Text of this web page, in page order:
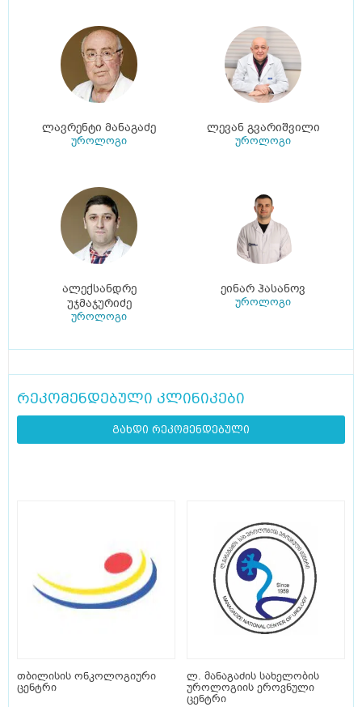
ლავრენტი მანაგაძე
უროლოგი
ლევან გვარიშვილი
უროლოგი
ალექსანდრე
უჯმაჯურიძე
უროლოგი
ეინარ ჰასანოვ
უროლოგი
რეკომენდებული კლინიკები
გახდი რეკომენდებული
თბილისის ონკოლოგიური
ცენტრი
ლ. მანაგაძის სახელობის
უროლოგიის ეროვნული
ცენტრი